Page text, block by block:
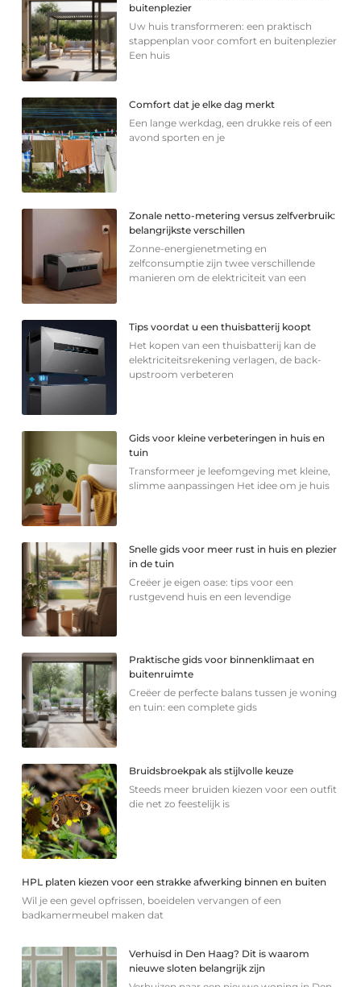
buitenplezier
Uw huis transformeren: een praktisch
stappenplan voor comfort en buitenplezier
Een huis
Comfort dat je elke dag merkt
Een lange werkdag, een drukke reis of een
avond sporten en je
Zonale netto-metering versus zelfverbruik:
belangrijkste verschillen
Zonne-energienetmeting en
zelfconsumptie zijn twee verschillende
manieren om de elektriciteit van een
Tips voordat u een thuisbatterij koopt
Het kopen van een thuisbatterij kan de
elektriciteitsrekening verlagen, de back-
upstroom verbeteren
Gids voor kleine verbeteringen in huis en
tuin
Transformeer je leefomgeving met kleine,
slimme aanpassingen Het idee om je huis
Snelle gids voor meer rust in huis en plezier
in de tuin
Creëer je eigen oase: tips voor een
rustgevend huis en een levendige
Praktische gids voor binnenklimaat en
buitenruimte
Creëer de perfecte balans tussen je woning
en tuin: een complete gids
Bruidsbroekpak als stijlvolle keuze
Steeds meer bruiden kiezen voor een outfit
die net zo feestelijk is
HPL platen kiezen voor een strakke afwerking binnen en buiten
Wil je een gevel opfrissen, boeidelen vervangen of een
badkamermeubel maken dat
Verhuisd in Den Haag? Dit is waarom
nieuwe sloten belangrijk zijn